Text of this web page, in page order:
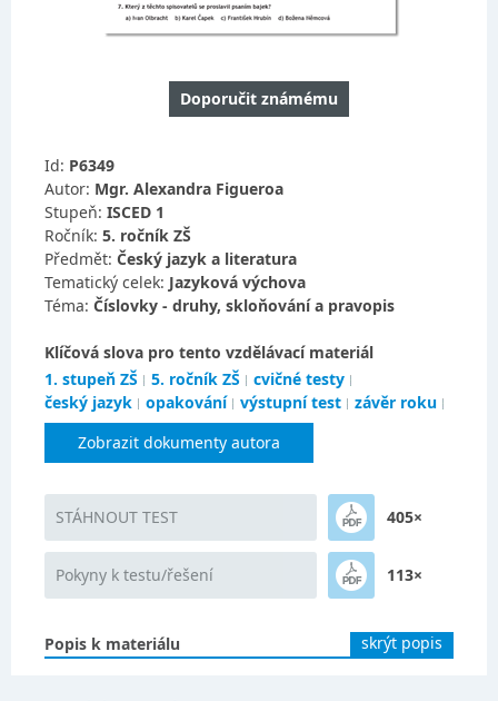
Doporučit známému
Id: P6349
Autor: Mgr. Alexandra Figueroa
Stupeň: ISCED 1
Ročník: 5. ročník ZŠ
Předmět: Český jazyk a literatura
Tematický celek: Jazyková výchova
Téma: Číslovky - druhy, skloňování a pravopis
Klíčová slova pro tento vzdělávací materiál
1. stupeň ZŠ
5. ročník ZŠ
cvičné testy
český jazyk
opakování výstupní test
závěr roku
Zobrazit dokumenty autora
STÁHNOUT TEST 405×
Pokyny k testu/řešení 113×
Popis k materiálu skrýt popis